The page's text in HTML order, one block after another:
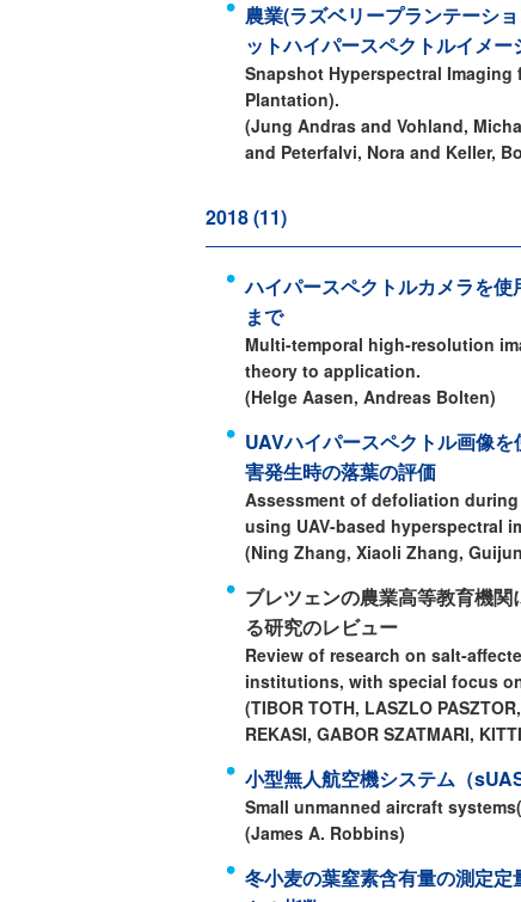
農業(ラズベリープランテーシ
ットハイパースペクトルイメー
Snapshot Hyperspectral
Plantation).
(Jung Andras and Vohland,
and Peterfalvi, Nora and Keller,
2018 (11)
ハイパースペクトルカメラを
まで
Multi-temporal high-resolution
theory to application.
(Helge Aasen, Andreas Bolten)
UAVハイパースペクトル画像
害発生時の落葉の評価
Assessment of defoliation
using UAV-based hyperspectral
(Ning Zhang, Xiaoli Zhang,
ブレツェンの農業高等教育機
る研究のレビュー
Review of research on salt-
institutions, with special focus
(TIBOR TOTH, LASZLO
REKASI, GABOR SZATMARI,
小型無人航空機システム（
Small unmanned aircraft
(James A. Robbins)
冬小麦の葉窒素含有量の測定